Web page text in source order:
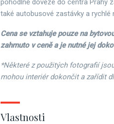
pohodlně doveze do centra Prahy
také autobusové zastávky a rychlé
Cena se vztahuje pouze na
zahrnuto v ceně a je nutné jej
*Některé z použitých fotografií
mohou interiér dokončit a zařídit
Vlastnosti